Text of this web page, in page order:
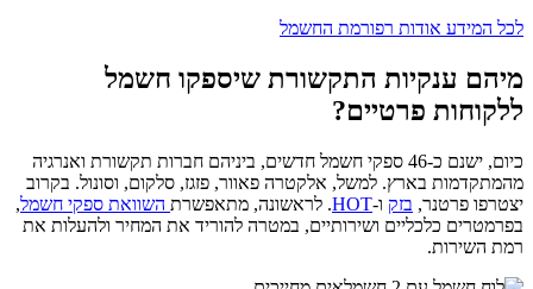
לכל המידע אודות רפורמת החשמל
מיהם ענקיות התקשורת שיספקו חשמל
ללקוחות פרטיים?
כיום, ישנם כ-46 ספקי חשמל חדשים, ביניהם חברות תקשורת ואנרגיה
מהמתקדמות בארץ. למשל, אלקטרה פאוור, פזגז, סלקום, וסונול. בקרוב
יצטרפו פרטנר, בזק ו-HOT. לראשונה, מתאפשרת השוואת ספקי חשמל,
בפרמטרים כלכליים ושירותיים, במטרה להוריד את המחיר ולהעלות את
רמת השירות.